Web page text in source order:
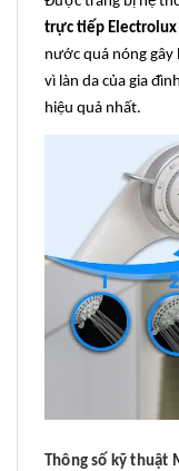
trực tiếp Electrolux
nước quá nóng gây
vì làn da của gia
hiệu quả nhất.
Thông số kỹ